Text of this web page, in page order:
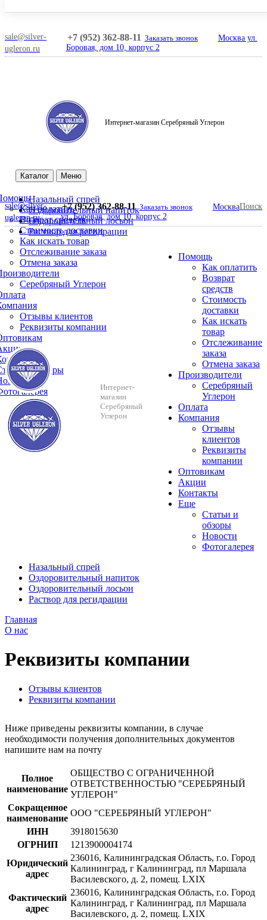
sale@silver-
ugleron.ru
+7 (952) 362-88-11 Заказать звонок
Москва ул.
Боровая, дом 10, корпус 2
Интернет-магазин Серебряный Углерон
Каталог Меню
Как оплатить
Возврат средств
Стоимость доставки
Как искать товар
Отслеживание заказа
Отмена заказа
Серебряный Углерон
Отзывы клиентов
Реквизиты компании
и обзоры
Назальный спрей
Оздоровительный напиток
Оздоровительный лосьон
Раствор для регидрации
sale@silver-
ugleron.ru
+7 (952) 362-88-11 Заказать звонок
Москва
ул. Боровая, дом 10, корпус 2
Поиск
Интернет-
магазин
Серебряный
Углерон
Помощь
Как оплатить
Возврат
средств
Стоимость
доставки
Как искать
товар
Отслеживание
заказа
Отмена заказа
Производители
Серебряный
Углерон
Оплата
Компания
Отзывы
клиентов
Реквизиты
компании
Оптовикам
Акции
Контакты
Еще
Cтатьи и
обзоры
Новости
Фотогалерея
Назальный спрей
Оздоровительный напиток
Оздоровительный лосьон
Раствор для регидрации
Главная
О нас
Реквизиты компании
Отзывы клиентов
Реквизиты компании
Ниже приведены реквизиты компании, в случае
необходимости получения дополнительных документов
напишите нам на почту
Полное
наименование
ОБЩЕСТВО С ОГРАНИЧЕННОЙ
ОТВЕТСТВЕННОСТЬЮ "СЕРЕБРЯНЫЙ
УГЛЕРОН"
Сокращенное
наименование
ООО "СЕРЕБРЯНЫЙ УГЛЕРОН"
ИНН
3918015630
ОГРНИП
1213900004174
Юридический
адрес
236016, Калининградская Область, г.о. Город
Калининград, г Калининград, пл Маршала
Василевского, д. 2, помещ. LXIX
Фактический
адрес
236016, Калининградская Область, г.о. Город
Калининград, г Калининград, пл Маршала
Василевского, д. 2, помещ. LXIX